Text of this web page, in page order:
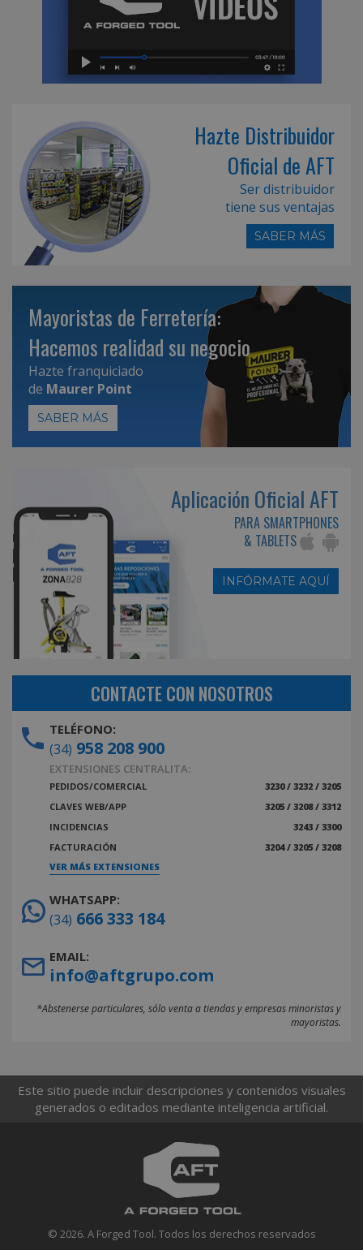
Hazte Distribuidor
Oficial de AFT
Ser distribuidor
tiene sus ventajas
SABER MÁS
Mayoristas de Ferretería:
Hacemos realidad su negocio
Hazte franquiciado
de Maurer Point
SABER MÁS
Aplicación Oficial AFT
PARA SMARTPHONES
& TABLETS
INFÓRMATE AQUÍ
CONTACTE CON NOSOTROS
TELÉFONO:
(34) 958 208 900
EXTENSIONES CENTRALITA:
PEDIDOS/COMERCIAL
3230 / 3232 / 3205
CLAVES WEB/APP
3205 / 3208 / 3312
INCIDENCIAS
3243 / 3300
FACTURACIÓN
3204 / 3205 / 3208
VER MÁS EXTENSIONES
WHATSAPP:
(34) 666 333 184
EMAIL:
info@aftgrupo.com
*Abstenerse particulares, sólo venta a tiendas y empresas minoristas y
mayoristas.
Este sitio puede incluir descripciones y contenidos visuales
generados o editados mediante inteligencia artificial.
© 2026. A Forged Tool. Todos los derechos reservados